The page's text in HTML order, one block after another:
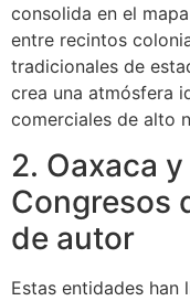
consolida en el
entre recintos
tradicionales de
crea una atmósfera
comerciales de alto
2. Oaxaca
Congresos
de autor
Estas entidades